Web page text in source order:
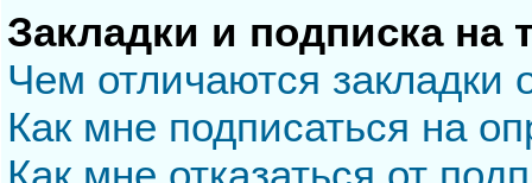
Закладки и подписка на
Чем отличаются закладки
Как мне подписаться на